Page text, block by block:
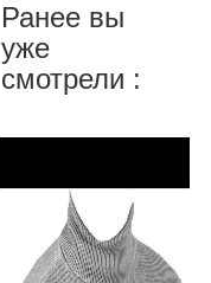
Ранее вы
уже
смотрели :